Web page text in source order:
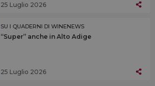
25 Luglio 2026
SU I QUADERNI DI WINENEWS
“Super” anche in Alto Adige
25 Luglio 2026